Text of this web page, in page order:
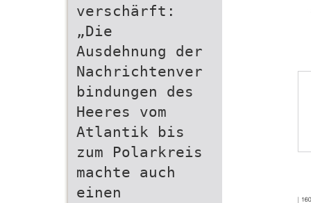
verschärft:
„Die
Ausdehnung der
Nachrichtenver
bindungen des
Heeres vom
Atlantik bis
zum Polarkreis
machte auch
einen